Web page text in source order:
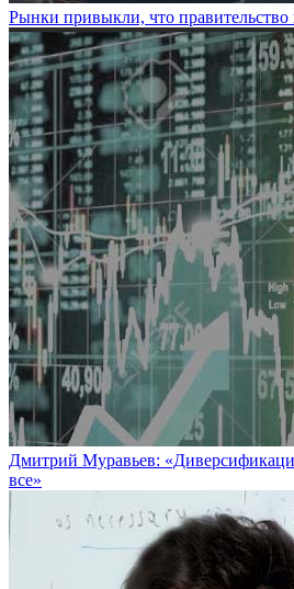
Рынки привыкли, что правительство
Дмитрий Муравьев:
все»